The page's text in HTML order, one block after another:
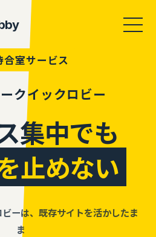
合室サービス
クイックロビー
集中でも
止めない
ーは、既存サイトを活かしたま
ま